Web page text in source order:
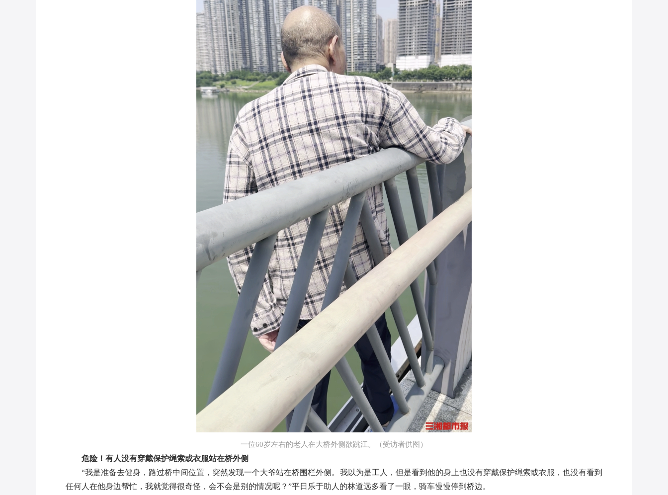
一位60岁左右的老人在大桥外侧欲跳江。（受访者供图）
危险！有人没有穿戴保护绳索或衣服站在桥外侧
“我是准备去健身，路过桥中间位置，突然发现一个大爷站在桥围栏外侧。我以为是工人，但是看到他的身上也没有穿戴保护绳索或衣服，也没有看到
任何人在他身边帮忙，我就觉得很奇怪，会不会是别的情况呢？”平日乐于助人的林道远多看了一眼，骑车慢慢停到桥边。